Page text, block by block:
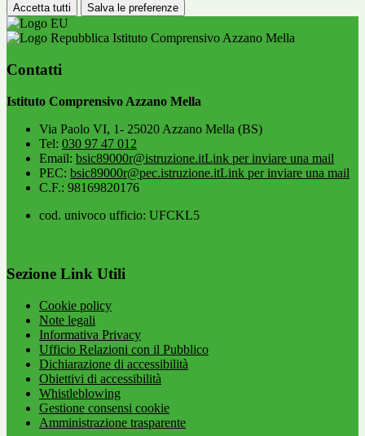
Accetta tutti Salva le preferenze
Istituto Comprensivo Azzano Mella
Contatti
Istituto Comprensivo Azzano Mella
Via Paolo VI, 1- 25020 Azzano Mella (BS)
Tel: 030 97 47 012
Email: bsic89000r@istruzione.itLink per inviare una mail
PEC: bsic89000r@pec.istruzione.itLink per inviare una mail
C.F.: 98169820176
cod. univoco ufficio: UFCKL5
Sezione Link Utili
Cookie policy
Note legali
Informativa Privacy
Ufficio Relazioni con il Pubblico
Dichiarazione di accessibilità
Obiettivi di accessibilità
Whistleblowing
Gestione consensi cookie
Amministrazione trasparente